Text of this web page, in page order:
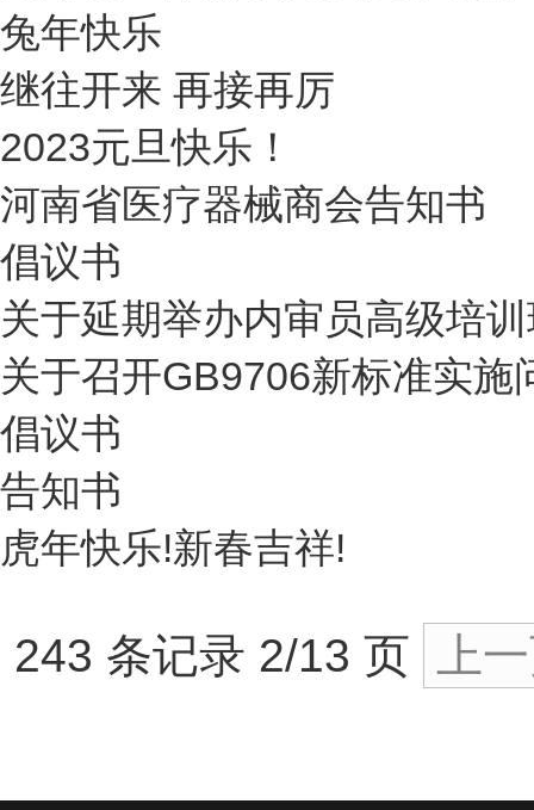
兔年快乐
继往开来 再接再厉
2023元旦快乐！
河南省医疗器械商会告知书
倡议书
关于延期举办内审员高级培
关于召开GB9706新标准实施
倡议书
告知书
虎年快乐!新春吉祥!
243 条记录 2/13 页 上